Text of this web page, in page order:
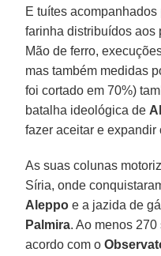
E tuítes
farinha distribuídos
Mão de ferro,
mas também medidas
foi cortado em 70%)
batalha ideológica de
fazer aceitar e expandir
As suas colunas
Síria, onde
Aleppo e a jazida de
Palmira. Ao menos
acordo com o